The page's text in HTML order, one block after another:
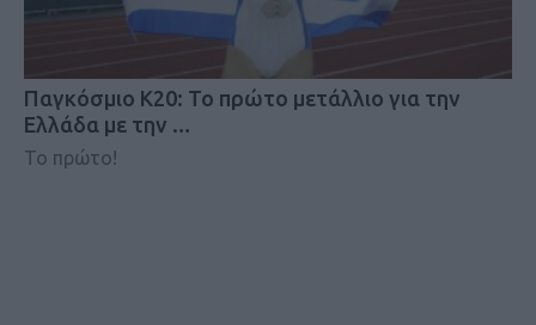
Παγκόσμιο Κ20: Το πρώτο μετάλλιο για την
Ελλάδα με την …
Το πρώτο!